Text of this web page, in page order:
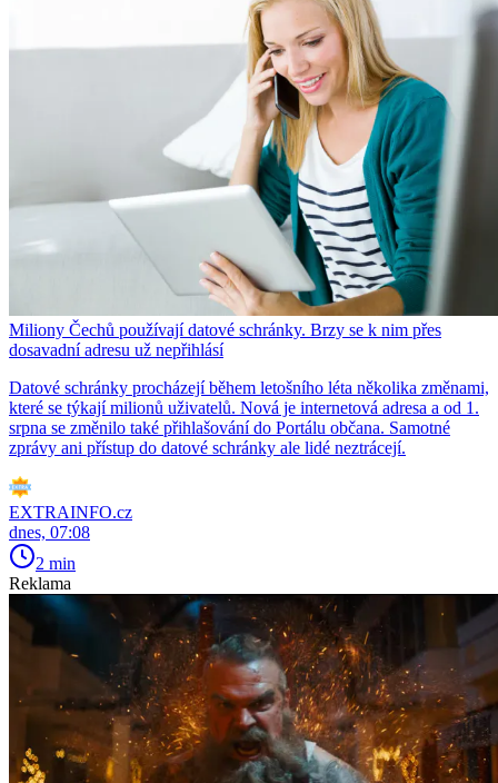
Miliony Čechů používají datové schránky. Brzy se k nim přes
dosavadní adresu už nepřihlásí
Datové schránky procházejí během letošního léta několika změnami,
které se týkají milionů uživatelů. Nová je internetová adresa a od 1.
srpna se změnilo také přihlašování do Portálu občana. Samotné
zprávy ani přístup do datové schránky ale lidé neztrácejí.
EXTRAINFO.cz
dnes, 07:08
2 min
Reklama